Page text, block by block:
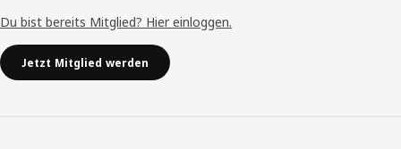
Du bist bereits Mitglied? Hier einloggen.
Jetzt Mitglied werden